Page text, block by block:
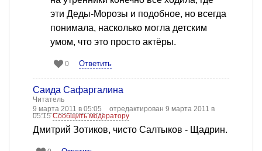
эти Деды-Морозы и подобное, но всегда
понимала, насколько могла детским
умом, что это просто актёры.
0 Ответить
Саида Сафаргалина
Читатель
9 марта 2011 в 05:05
отредактирован 9 марта 2011 в
05:15Сообщить модератору
Дмитрий Зотиков, чисто Салтыков - Щадрин.